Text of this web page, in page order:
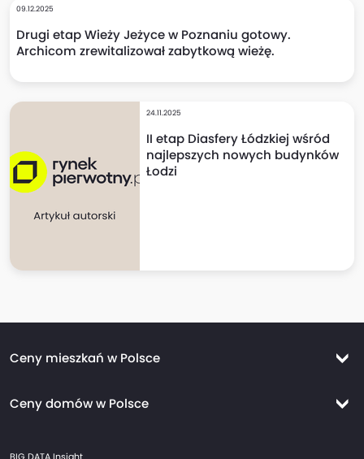
09.12.2025
Drugi etap Wieży Jeżyce w Poznaniu gotowy.
Archicom zrewitalizował zabytkową wieżę.
24.11.2025
II etap Diasfery Łódzkiej wśród
najlepszych nowych budynków
Łodzi
Ceny mieszkań w Polsce
Ceny mieszkań Kraków
Ceny domów w Polsce